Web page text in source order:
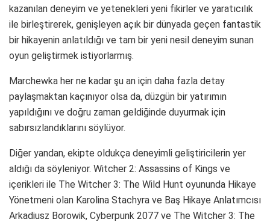
kazanılan deneyim ve yetenekleri yeni fikirler ve yaratıcılık
ile birleştirerek, genişleyen açık bir dünyada geçen fantastik
bir hikayenin anlatıldığı ve tam bir yeni nesil deneyim sunan
oyun geliştirmek istiyorlarmış.
Marchewka her ne kadar şu an için daha fazla detay
paylaşmaktan kaçınıyor olsa da, düzgün bir yatırımın
yapıldığını ve doğru zaman geldiğinde duyurmak için
sabırsızlandıklarını söylüyor.
Diğer yandan, ekipte oldukça deneyimli geliştiricilerin yer
aldığı da söyleniyor. Witcher 2: Assassins of Kings ve
içerikleri ile The Witcher 3: The Wild Hunt oyununda Hikaye
Yönetmeni olan Karolina Stachyra ve Baş Hikaye Anlatımcısı
Arkadiusz Borowik, Cyberpunk 2077 ve The Witcher 3: The